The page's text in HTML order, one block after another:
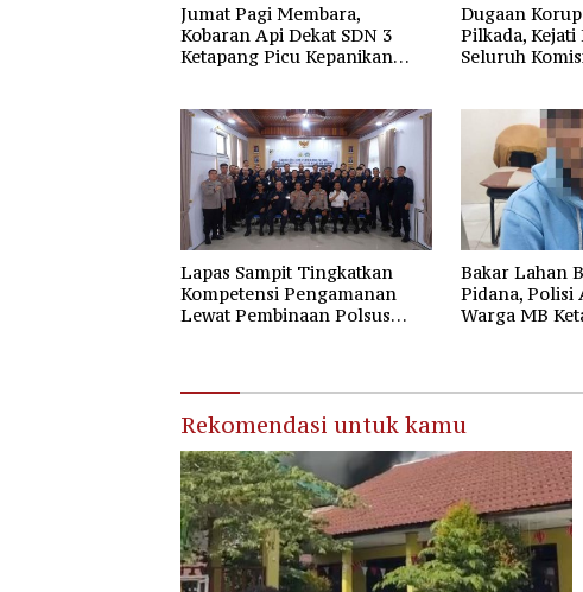
Jumat Pagi Membara,
Kobaran Api Dekat SDN 3
Ketapang Picu Kepanikan
Dugaan
Pilkada,
Seluruh
Lapas Sampit Tingkatkan
Kompetensi Pengamanan
Lewat Pembinaan Polsus
Bakar Lahan
Pidana, Polisi
Warga MB
Rekomendasi untuk kamu